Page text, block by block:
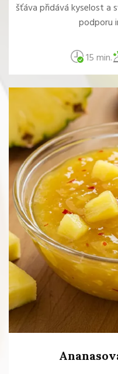
šťáva přidává kyselost a
podporu
15 min.